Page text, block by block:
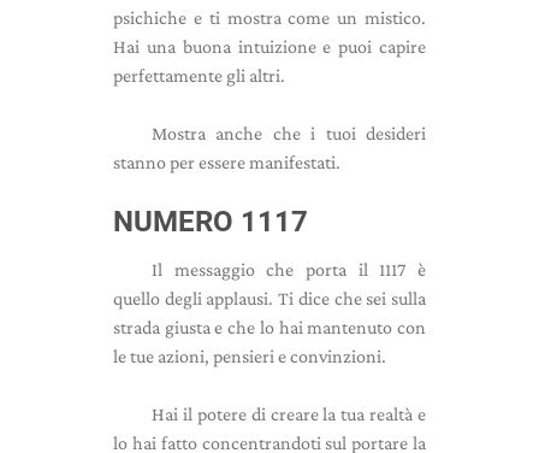
psichiche e ti mostra come un mistico.
Hai una buona intuizione e puoi capire
perfettamente gli altri.
Mostra anche che i tuoi desideri
stanno per essere manifestati.
NUMERO 1117
Il messaggio che porta il 1117 è
quello degli applausi. Ti dice che sei sulla
strada giusta e che lo hai mantenuto con
le tue azioni, pensieri e convinzioni.
Hai il potere di creare la tua realtà e
lo hai fatto concentrandoti sul portare la